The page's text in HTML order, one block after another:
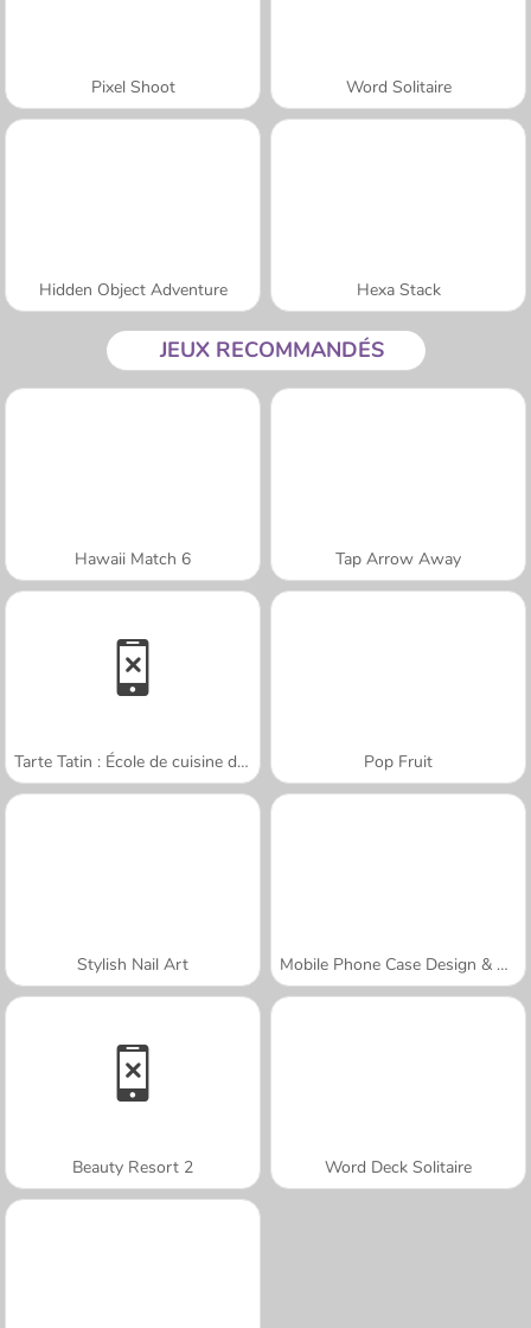
Pixel Shoot Word Solitaire
Hidden Object Adventure Hexa Stack
JEUX RECOMMANDÉS
Hawaii Match 6 Tap Arrow Away
Tarte Tatin : École de cuisine de Sara Pop Fruit
Stylish Nail Art Mobile Phone Case Design & DIY
Beauty Resort 2 Word Deck Solitaire